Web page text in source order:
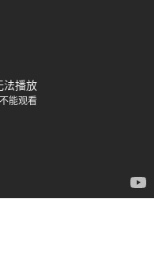
起點 Beginning of the End